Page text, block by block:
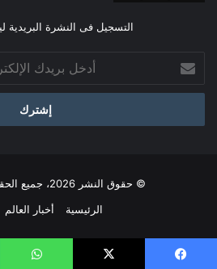
التسجيل فى النشرة البريدية
بريدك
الإلكتروني
© حقوق النشر 2026، جميع الحقوق محفوظة |
الرئيسية
أخبار العالم